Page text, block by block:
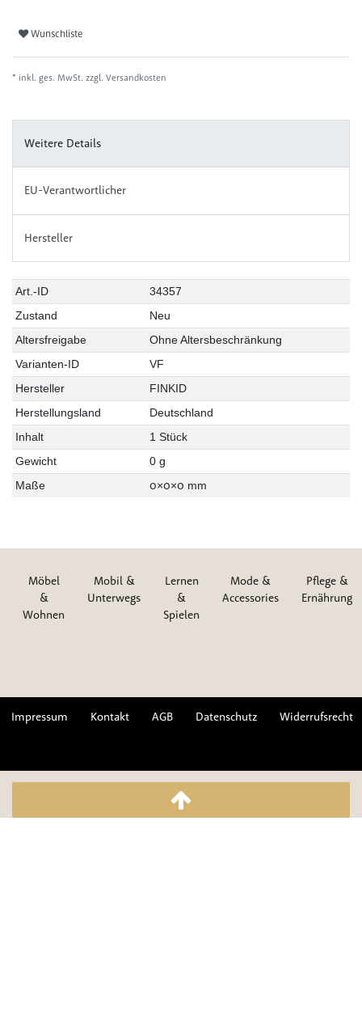
Wunschliste
* inkl. ges. MwSt. zzgl. Versandkosten
Weitere Details
EU-Verantwortlicher
Hersteller
Art.-ID
34357
Zustand
Neu
Altersfreigabe
Ohne Altersbeschränkung
Varianten-ID
VF
Hersteller
FINKID
Herstellungsland
Deutschland
Inhalt
1 Stück
Gewicht
0 g
Maße
0×0×0 mm
Möbel
&
Wohnen
Mobil &
Unterwegs
Lernen
&
Spielen
Mode &
Accessories
Pflege &
Ernährung
Impressum Kontakt AGB Datenschutz Widerrufsrecht